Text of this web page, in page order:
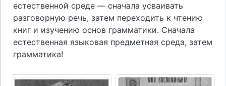
естественной среде — сначала усваивать
разговорную речь, затем переходить к чтению
книг и изучению основ грамматики. Сначала
естественная языковая предметная среда, затем
грамматика!